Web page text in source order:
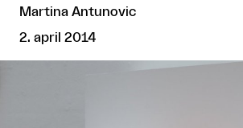
Martina Antunovic
2. april 2014